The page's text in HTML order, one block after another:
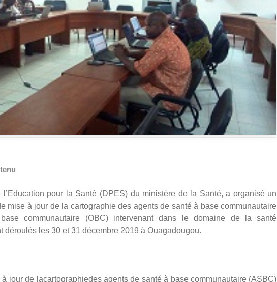
pour la Santé (DPES) du ministère de la Santé, a organisé un
mise à jour de la cartographie des agents de santé à base communautaire
communautaire (OBC) intervenant dans le domaine de la santé
déroulés les 30 et 31 décembre 2019 à Ouagadougou.
jour de lacartographiedes agents de santé à base communautaire (ASBC)